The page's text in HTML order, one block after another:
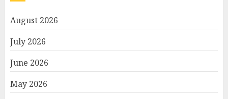
August 2026
July 2026
June 2026
May 2026